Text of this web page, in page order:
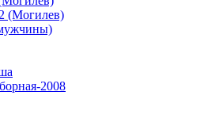
(Могилев)
2008